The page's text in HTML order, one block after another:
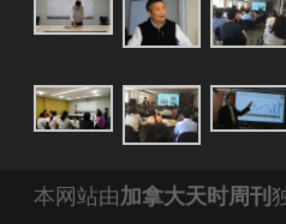
本网站由加拿大天时周刊